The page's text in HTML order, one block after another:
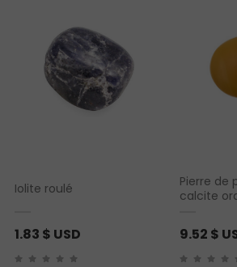
Iolite roulé
1.83 $ USD
Pierre de
calcite
9.52 $